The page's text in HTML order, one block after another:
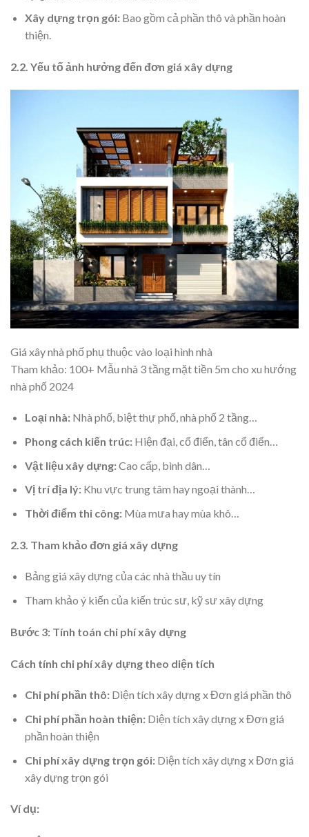
Xây dựng trọn gói:Bao gồm cả phần thô và phần hoàn
thiện.
2.2. Yếu tố ảnh hưởng đến đơn giá xây dựng
Giá xây nhà phố phụ thuộc vào loại hình nhà
Tham khảo: 100+ Mẫu nhà 3 tầng mặt tiền 5m cho xu hướng
nhà phố 2024
Loại nhà:Nhà phố, biệt thự phố, nhà phố 2 tầng…
Phong cách kiến trúc:Hiện đại, cổ điển, tân cổ điển…
Vật liệu xây dựng:Cao cấp, bình dân…
Vị trí địa lý:Khu vực trung tâm hay ngoại thành…
Thời điểm thi công:Mùa mưa hay mùa khô…
2.3. Tham khảo đơn giá xây dựng
Bảng giá xây dựng của các nhà thầu uy tín
Tham khảo ý kiến của kiến trúc sư, kỹ sư xây dựng
Bước 3: Tính toán chi phí xây dựng
Cách tính chi phí xây dựng theo diện tích
Chi phí phần thô:Diện tích xây dựng x Đơn giá phần thô
Chi phí phần hoàn thiện:Diện tích xây dựng x Đơn giá
phần hoàn thiện
Chi phí xây dựng trọn gói:Diện tích xây dựng x Đơn giá
xây dựng trọn gói
Ví dụ: